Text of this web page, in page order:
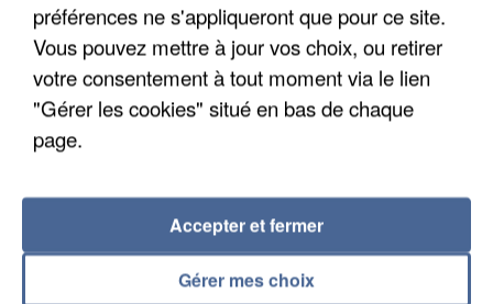
L’UN DES FONDATEURS SUPPOSÉS DE LA DZ
préférences ne s'appliqueront que pour ce site.
Vous pouvez mettre à jour vos choix, ou retirer
votre consentement à tout moment via le lien
"Gérer les cookies" situé en bas de chaque
page.
Gérer mes choix
Accepter et fermer